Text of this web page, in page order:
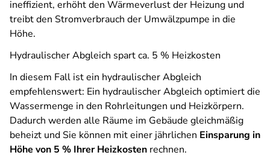
ineffizient, erhöht den Wärmeverlust der Heizung und
treibt den Stromverbrauch der Umwälzpumpe in die
Höhe.
Hydraulischer Abgleich spart ca. 5 % Heizkosten
In diesem Fall ist ein hydraulischer Abgleich
empfehlenswert: Ein hydraulischer Abgleich optimiert die
Wassermenge in den Rohrleitungen und Heizkörpern.
Dadurch werden alle Räume im Gebäude gleichmäßig
beheizt und Sie können mit einer jährlichen Einsparung in
Höhe von 5 % Ihrer Heizkosten rechnen.